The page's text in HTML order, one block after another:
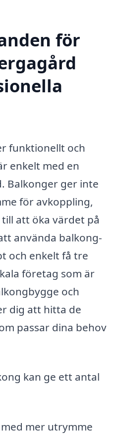
för
funktionellt och
enkelt med en
Balkonger ger inte
för avkoppling,
att öka värdet på
använda balkong-
och enkelt få tre
företag som är
och
dig att hitta de
passar dina behov
kan ge ett antal
mer utrymme